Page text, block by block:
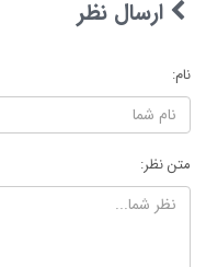
ارسال نظر
نام:
متن نظر: